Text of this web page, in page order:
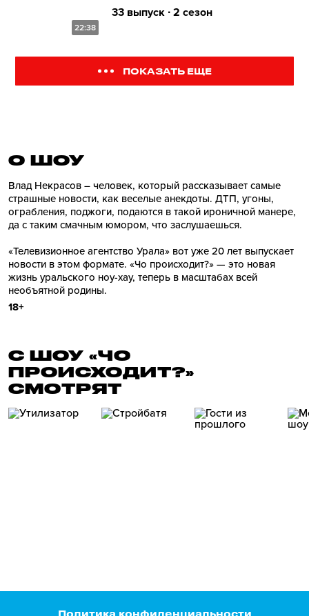
22:38
33 выпуск ∙ 2 сезон
ПОКАЗАТЬ ЕЩЕ
О ШОУ
Влад Некрасов – человек, который рассказывает самые
страшные новости, как веселые анекдоты. ДТП, угоны,
ограбления, поджоги, подаются в такой ироничной манере,
да с таким смачным юмором, что заслушаешься.
«Телевизионное агентство Урала» вот уже 20 лет выпускает
новости в этом формате. «Чо происходит?» — это новая
жизнь уральского ноу-хау, теперь в масштабах всей
необъятной родины.
18+
С ШОУ «ЧО
ПРОИСХОДИТ?»
СМОТРЯТ
Политика конфиденциальности